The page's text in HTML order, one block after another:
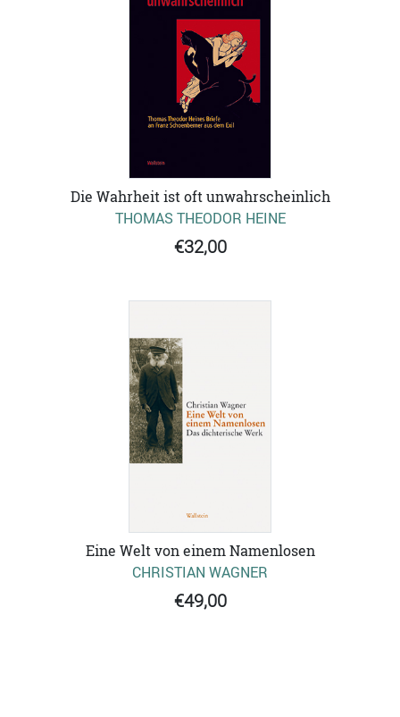
Die Wahrheit ist oft unwahrscheinlich
THOMAS THEODOR HEINE
€32,00
Eine Welt von einem Namenlosen
CHRISTIAN WAGNER
€49,00